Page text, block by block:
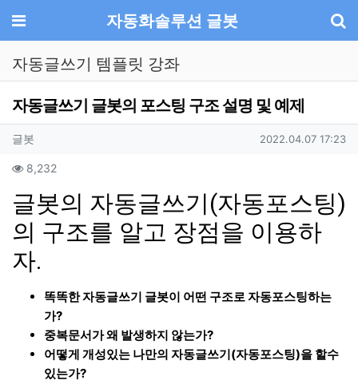
메뉴 자동화솔루션 글봇
자동글쓰기 템플릿 강좌
자동글쓰기 글봇의 포스팅 구조 설명 및 예제
작성자 정보
글봇 작성일
2022.04.07 17:23
컨텐츠 정보
8,232조회
본문
글봇의 자동글쓰기(자동포스팅)
의 구조를 알고 장점을 이용하
자.
똑똑한 자동글쓰기 글봇이 어떤 구조로 자동포스팅하는
가?
중복문서가 왜 발생하지 않는가?
어떻게 개성있는 나만의 자동글쓰기(자동포스팅)을 할수
있는가?